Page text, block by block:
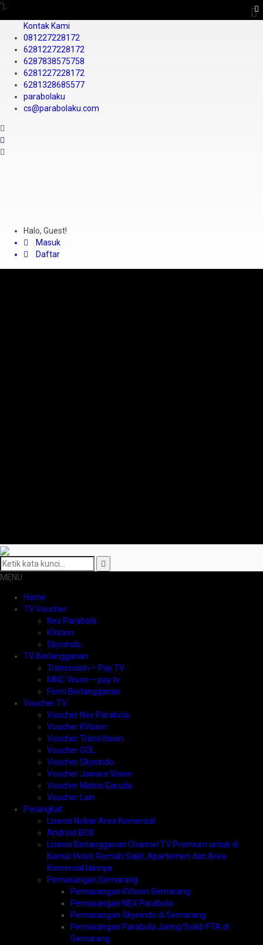
');
Kontak Kami
081227228172
6281227228172
6287838575758
6281227228172
6281328685577
parabolaku
cs@parabolaku.com
Halo, Guest!
Masuk
Daftar
MENU
Home
TV Voucher
Nex Parabola
KVision
Skynindo
TV Berlangganan
Transvision – Pay TV
MNC Vision – pay tv
Form Berlangganan
Voucher TV
Voucher Nex Parabola
Voucher KVision
Voucher TransVision
Voucher GOL
Voucher Skynindo
Voucher Jawara Vision
Voucher Matrix Garuda
Voucher Lain
Perangkat
Lisensi Nobar Area Komersial
Android BOX
Lisensi Berlangganan Channel TV Premium untuk di
Kamar Hotel, Rumah Sakit, Apartemen dan Area
Komersial lainnya
Pemasangan Semarang
Pemasangan KVision Semarang
Pemasangan NEX Parabola
Pemasangan Skynindo di Semarang
Pemasangan Parabola Jaring/Solid/FTA di
Semarang